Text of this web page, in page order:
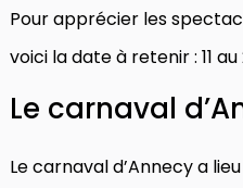
Pour apprécier les
voici la date à retenir : 11
Le carnaval
Le carnaval d’Annecy a